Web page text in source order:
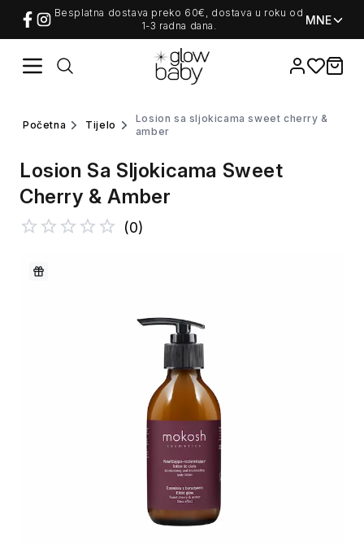
Besplatna dostava preko 60€, dostava u roku od
1-3 radna dana.
MNE
Favorites
items
početna tijelo
losion sa sljokicama sweet cherry &
amber
Losion Sa Sljokicama Sweet
Cherry & Amber
(0)